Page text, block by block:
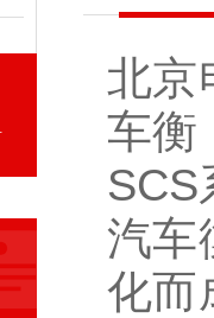
北京
车衡
SCS
汽车
化而